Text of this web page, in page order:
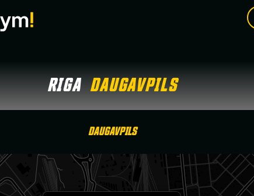
RIGA DAUGAVPILS
DAUGAVPILS